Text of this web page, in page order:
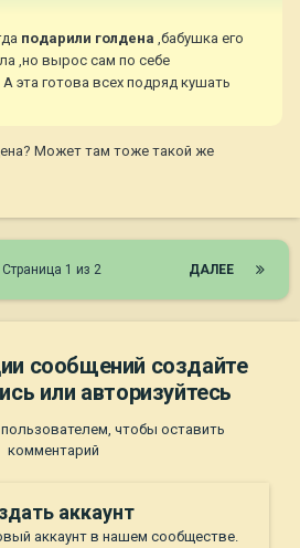
подарили голдена ,бабушка его
,но вырос сам по себе
эта готова всех подряд кушать
Может там тоже такой же
ДАЛЕЕ
Страница 1 из 2
сообщений создайте
или авторизуйтесь
чтобы оставить
комментарий
аккаунт
аккаунт в нашем сообществе.